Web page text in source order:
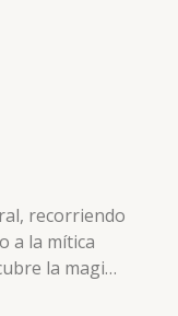
recorriendo
a la mítica
la magia